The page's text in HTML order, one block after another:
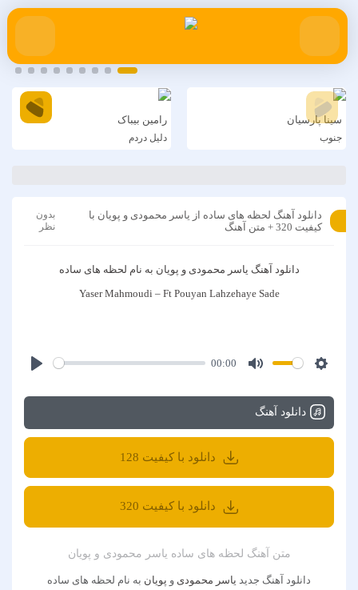
سینا پارسیان
جنوب
رامین بیباک
دلیل دردم
دانلود آهنگ لحظه های ساده از یاسر محمودی و پویان با
کیفیت 320 + متن آهنگ
بدون
نظر
دانلود آهنگ یاسر محمودی و پویان به نام لحظه های ساده
Yaser Mahmoudi – Ft Pouyan Lahzehaye Sade
00:00
دانلود آهنگ
دانلود با کیفیت 128
دانلود با کیفیت 320
متن آهنگ لحظه های ساده یاسر محمودی و پویان
دانلود آهنگ جدید یاسر محمودی و پویان به نام لحظه های ساده